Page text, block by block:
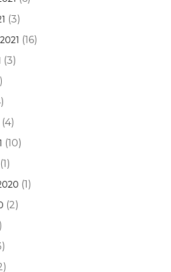
(3)
(16)
(3)
(4)
(10)
(1)
(1)
(2)